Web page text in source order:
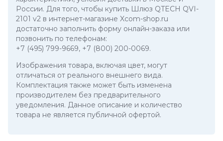
России. Для того, чтобы купить Шлюз QTECH QVI-
2101 v2 в интернет-магазине Xcom-shop.ru
достаточно заполнить форму онлайн-заказа или
позвонить по телефонам:
+7 (495) 799-9669, +7 (800) 200-0069.
Изображения товара, включая цвет, могут
отличаться от реального внешнего вида.
Комплектация также может быть изменена
производителем без предварительного
уведомления. Данное описание и количество
товара не является публичной офертой.